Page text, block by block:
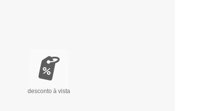
desconto à vista